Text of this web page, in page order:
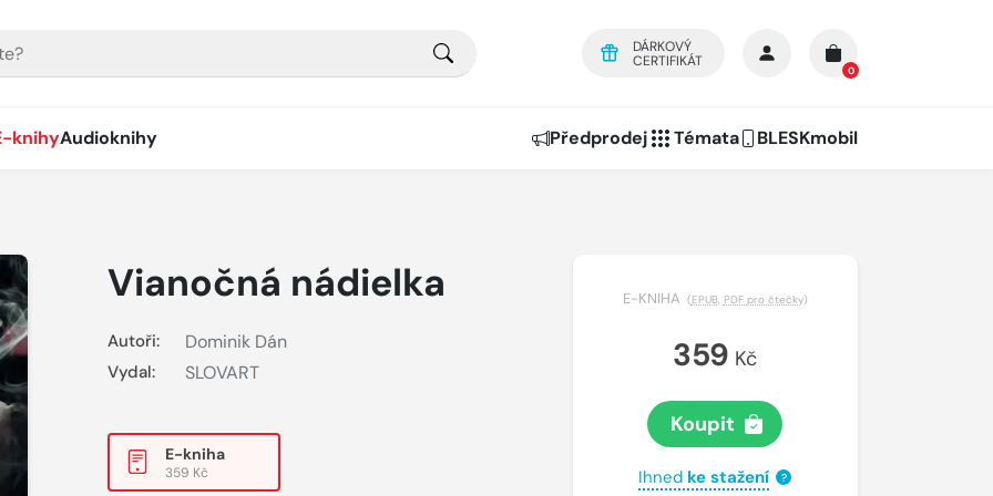
DÁRKOVÝ
CERTIFIKÁT
0
knihyAudioknihy Předprodej Témata BLESKmobil
Vianočná nádielka
Autoři: Dominik Dán
Vydal: SLOVART
E-kniha
359 Kč
E-KNIHA (EPUB, PDF pro čtečky)
359 Kč
Koupit
Ihned ke stažení ?